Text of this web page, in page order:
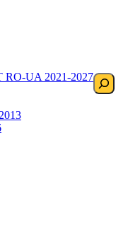
UA 2021-2027Search